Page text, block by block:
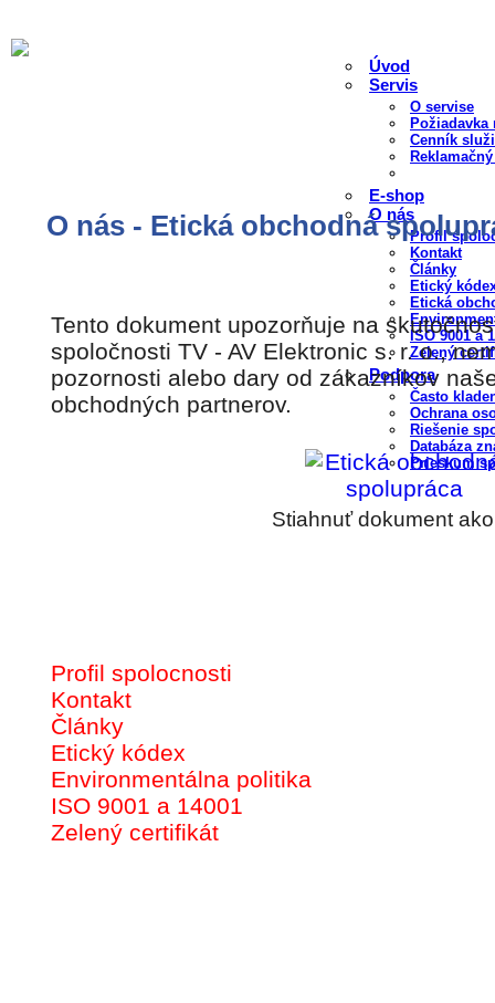
Úvod
Servis
O servise
Požiadavka
Cenník
E-shop
O nás
Profil
Kontakt
Články
Etický
Etická
ISO 9001 a
Zelený
Podpora
Často
Ochrana
Riešenie
Databáza
Prieskum
O nás - Etická obchodná
Tento dokument upozorňuje na
spoločnosti TV - AV Elektronic s. r. o.,
pozornosti alebo dary od zákazníkov
obchodných partnerov.
Stiahnuť dokument
Profil spolocnosti
Kontakt
Články
Etický kódex
Environmentálna politika
ISO 9001 a 14001
Zelený certifikát